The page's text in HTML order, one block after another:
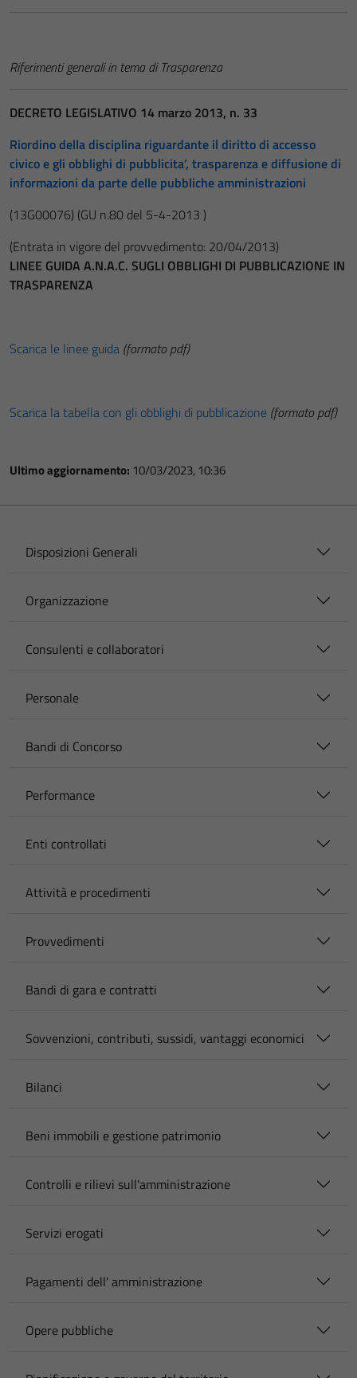
Riferimenti generali in tema di Trasparenza
DECRETO LEGISLATIVO 14 marzo 2013, n. 33
Riordino della disciplina riguardante il diritto di accesso
civico e gli obblighi di pubblicita’, trasparenza e diffusione di
informazioni da parte delle pubbliche amministrazioni
(13G00076) (GU n.80 del 5-4-2013 )
(Entrata in vigore del provvedimento: 20/04/2013)
LINEE GUIDA A.N.A.C. SUGLI OBBLIGHI DI PUBBLICAZIONE IN
TRASPARENZA
Scarica le linee guida (formato pdf)
Scarica la tabella con gli obblighi di pubblicazione (formato pdf)
Ultimo aggiornamento: 10/03/2023, 10:36
Disposizioni Generali
Organizzazione
Consulenti e collaboratori
Personale
Bandi di Concorso
Performance
Enti controllati
Attività e procedimenti
Provvedimenti
Bandi di gara e contratti
Sovvenzioni, contributi, sussidi, vantaggi economici
Bilanci
Beni immobili e gestione patrimonio
Controlli e rilievi sull'amministrazione
Servizi erogati
Pagamenti dell' amministrazione
Opere pubbliche